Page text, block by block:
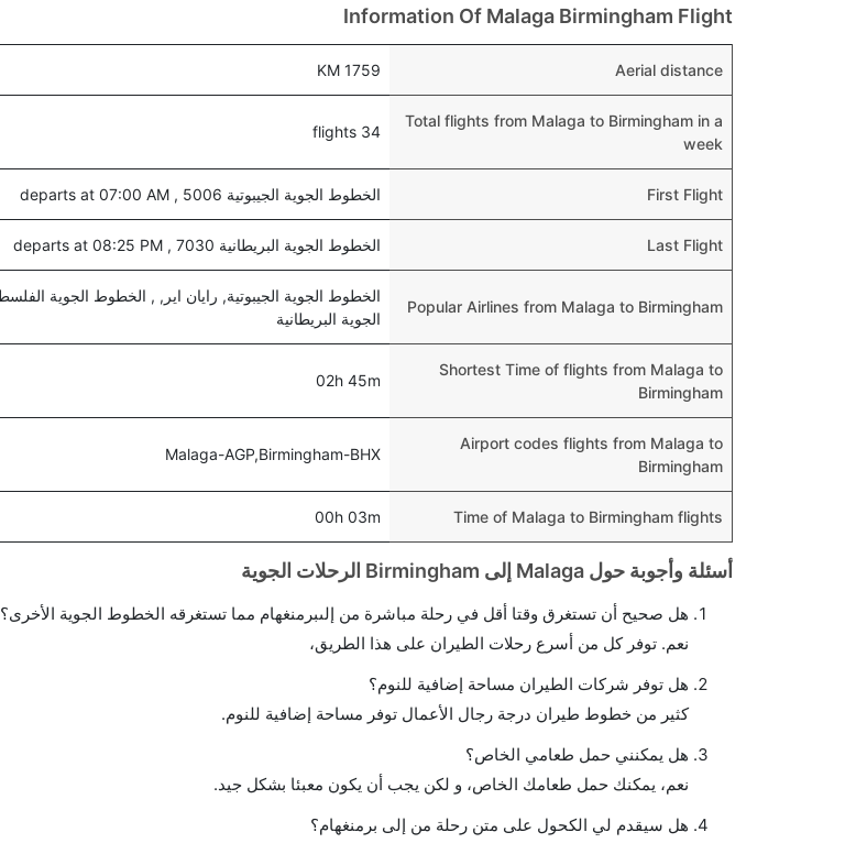
Information Of Malaga Birmingham Flight
Aerial distance
1759 KM
Total flights from Malaga to Birmingham in a
week
34 flights
First Flight الخطوط الجوية الجيبوتية 5006 , departs at 07:00 AM
Last Flight الخطوط الجوية البريطانية 7030 , departs at 08:25 PM
Popular Airlines from Malaga to Birmingham
الجوية البريطانية
Shortest Time of flights from Malaga to
Birmingham
02h 45m
Airport codes flights from Malaga to
Birmingham
Malaga-AGP,Birmingham-BHX
Time of Malaga to Birmingham flights
00h 03m
أسئلة وأجوبة حول Malaga إلى Birmingham الرحلات الجوية
هل صحيح أن تستغرق وقتا أقل في رحلة مباشرة من إلىبرمنغهام مما تستغرقه الخطوط الجوية الأخرى؟
نعم. توفر كل من أسرع رحلات الطيران على هذا الطريق،
هل توفر شركات الطيران مساحة إضافية للنوم؟
كثير من خطوط طيران درجة رجال الأعمال توفر مساحة إضافية للنوم.
هل يمكنني حمل طعامي الخاص؟
نعم، يمكنك حمل طعامك الخاص، و لكن يجب أن يكون معبئا بشكل جيد.
هل سيقدم لي الكحول على متن رحلة من إلى برمنغهام؟